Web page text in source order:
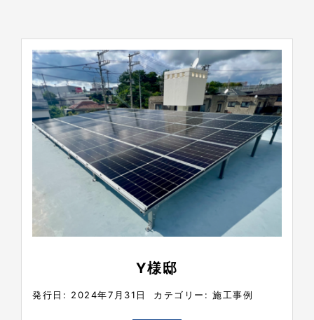
Y様邸
発行日: 2024年7月31日 カテゴリー:施工事例